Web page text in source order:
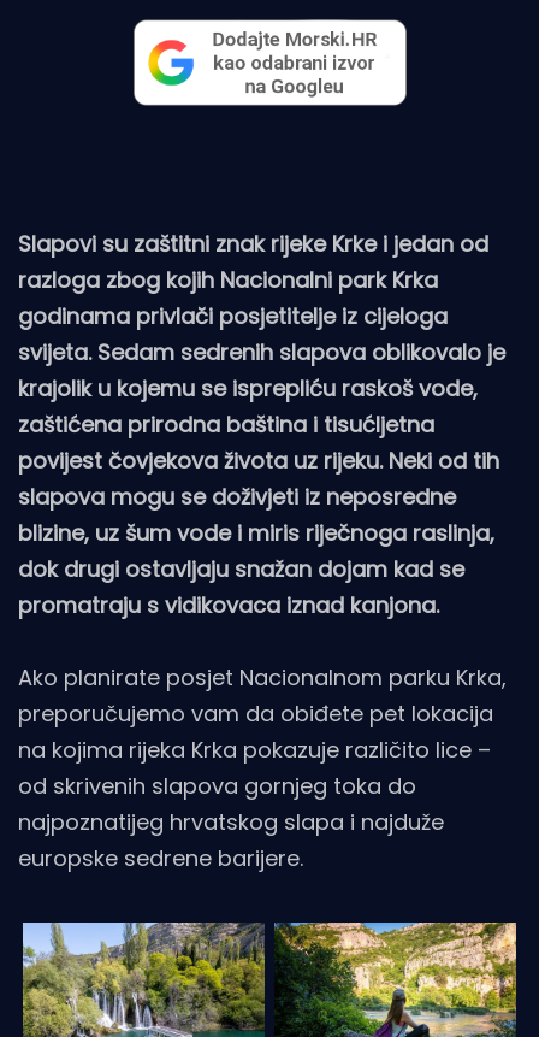
Slapovi su zaštitni znak rijeke Krke i jedan od
razloga zbog kojih Nacionalni park Krka
godinama privlači posjetitelje iz cijeloga
svijeta. Sedam sedrenih slapova oblikovalo je
krajolik u kojemu se isprepliću raskoš vode,
zaštićena prirodna baština i tisućljetna
povijest čovjekova života uz rijeku. Neki od tih
slapova mogu se doživjeti iz neposredne
blizine, uz šum vode i miris riječnoga raslinja,
dok drugi ostavljaju snažan dojam kad se
promatraju s vidikovaca iznad kanjona.
Ako planirate posjet Nacionalnom parku Krka,
preporučujemo vam da obiđete pet lokacija
na kojima rijeka Krka pokazuje različito lice –
od skrivenih slapova gornjeg toka do
najpoznatijeg hrvatskog slapa i najduže
europske sedrene barijere.